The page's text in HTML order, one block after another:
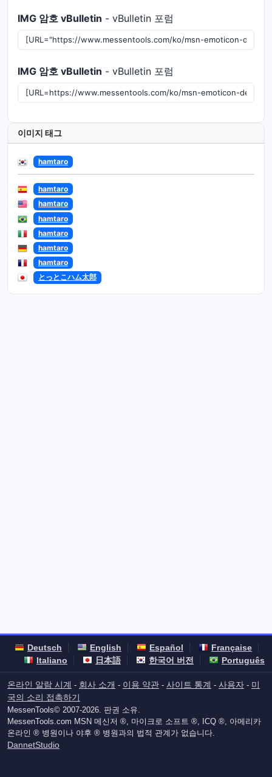
IMG 암호 vBulletin - vBulletin 포럼
IMG 암호 vBulletin - vBulletin 포럼
이미지 태그
hamtaro
hamtaro
hamtaro
hamtaro
hamtaro
hamtaro
hamtaro
とっとこハム太郎
Deutsch English Español
Française
Italiano
日本語 한국어 버전 Português
온라인 알람 시계 - 회사 소개 - 이용 약관 - 사이트 통계 - 사용자 - 미
국의 소리 접촉하기
MessenTools© 2007-2026. 판권 소유.
MessenTools.com MSN 메신저 ®, 마이크로 소프트 ®, ICQ ®, 아메리카
온라인 ® 병원이나 야후 ® 병원과의 법적 관계가 없습니다.
DannetStudio